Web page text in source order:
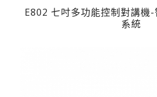
E802 七吋多功能控制對講機
系統